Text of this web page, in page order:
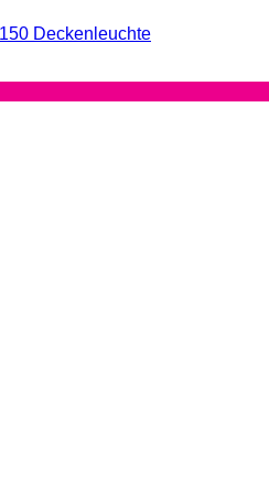
Deckenleuchte